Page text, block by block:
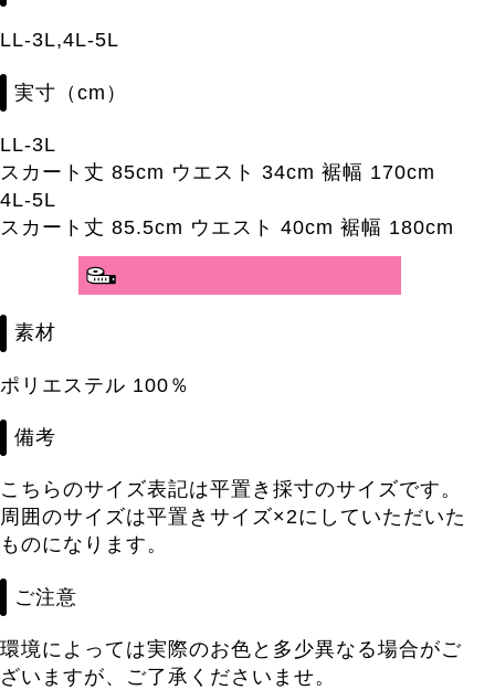
LL-3L,4L-5L
実寸（cm）
LL-3L
スカート丈 85cm ウエスト 34cm 裾幅 170cm
4L-5L
スカート丈 85.5cm ウエスト 40cm 裾幅 180cm
素材
ポリエステル 100％
備考
こちらのサイズ表記は平置き採寸のサイズです。
周囲のサイズは平置きサイズ×2にしていただいた
ものになります。
ご注意
環境によっては実際のお色と多少異なる場合がご
ざいますが、ご了承くださいませ。